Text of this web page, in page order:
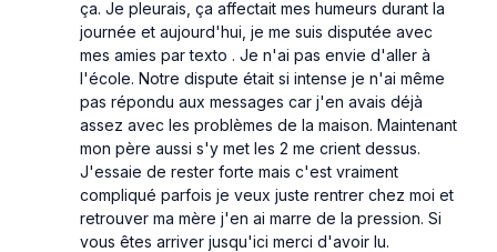
ça. Je pleurais, ça affectait mes humeurs durant la
journée et aujourd'hui, je me suis disputée avec
mes amies par texto . Je n'ai pas envie d'aller à
l'école. Notre dispute était si intense je n'ai même
pas répondu aux messages car j'en avais déjà
assez avec les problèmes de la maison. Maintenant
mon père aussi s'y met les 2 me crient dessus.
J'essaie de rester forte mais c'est vraiment
compliqué parfois je veux juste rentrer chez moi et
retrouver ma mère j'en ai marre de la pression. Si
vous êtes arriver jusqu'ici merci d'avoir lu.